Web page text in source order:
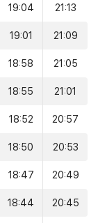
19:04 21:13
19:01 21:09
18:58 21:05
18:55 21:01
18:52 20:57
18:50 20:53
18:47 20:49
18:44 20:45